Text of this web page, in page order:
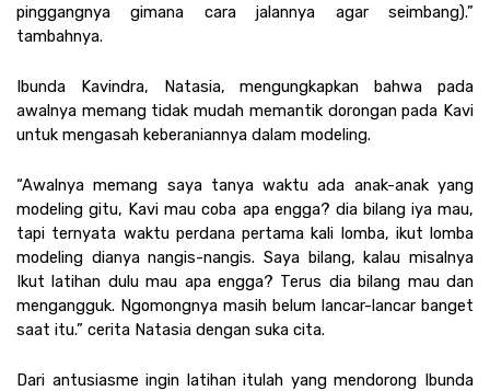
pinggangnya gimana cara jalannya agar seimbang).”
tambahnya.
Ibunda Kavindra, Natasia, mengungkapkan bahwa pada
awalnya memang tidak mudah memantik dorongan pada Kavi
untuk mengasah keberaniannya dalam modeling.
“Awalnya memang saya tanya waktu ada anak-anak yang
modeling gitu, Kavi mau coba apa engga? dia bilang iya mau,
tapi ternyata waktu perdana pertama kali lomba, ikut lomba
modeling dianya nangis-nangis. Saya bilang, kalau misalnya
Ikut latihan dulu mau apa engga? Terus dia bilang mau dan
mengangguk. Ngomongnya masih belum lancar-lancar banget
saat itu.” cerita Natasia dengan suka cita.
Dari antusiasme ingin latihan itulah yang mendorong Ibunda